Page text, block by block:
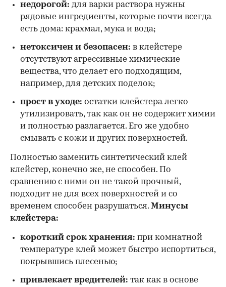
недорогой: для варки раствора нужны
рядовые ингредиенты, которые почти всегда
есть дома: крахмал, мука и вода;
нетоксичен и безопасен: в клейстере
отсутствуют агрессивные химические
вещества, что делает его подходящим,
например, для детских поделок;
прост в уходе: остатки клейстера легко
утилизировать, так как он не содержит химии
и полностью разлагается. Его же удобно
смывать с кожи и других поверхностей.
Полностью заменить синтетический клей
клейстер, конечно же, не способен. По
сравнению с ними он не такой прочный,
подходит не для всех поверхностей и со
временем способен разрушаться. Минусы
клейстера:
короткий срок хранения: при комнатной
температуре клей может быстро испортиться,
покрывшись плесенью;
привлекает вредителей: так как в основе